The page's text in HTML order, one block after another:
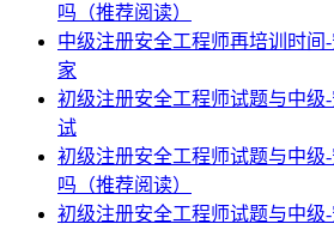
吗（推荐阅读）
中级注册安全工程师再培训时间
家
初级注册安全工程师试题与中级
试
初级注册安全工程师试题与中级
吗（推荐阅读）
初级注册安全工程师试题与中级